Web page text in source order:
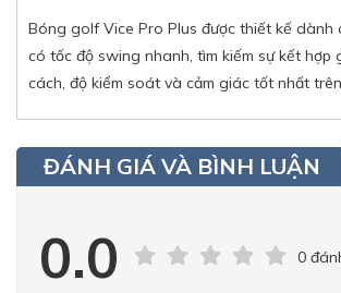
Bóng golf Vice Pro Plus được thiết kế dành
có tốc độ swing nhanh, tìm kiếm sự kết hợp
cách, độ kiểm soát và cảm giác tốt nhất
ĐÁNH GIÁ VÀ BÌNH LUẬN
0.0 0